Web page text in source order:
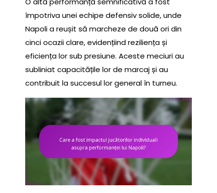
împotriva unei echipe defensiv solide, unde
Napoli a reușit să marcheze de două ori din
cinci ocazii clare, evidențiind reziliența și
eficiența lor sub presiune. Aceste meciuri au
subliniat capacitățile lor de marcaj și au
contribuit la succesul lor general în turneu.